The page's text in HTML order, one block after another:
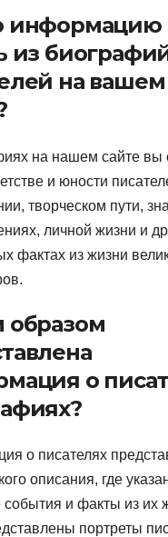
информацию
из
на вашем
на нашем сайте вы
и юности
творческом пути,
личной жизни и
фактах из жизни
образом
о
о писателях
описания, где
и факты из их
портреты